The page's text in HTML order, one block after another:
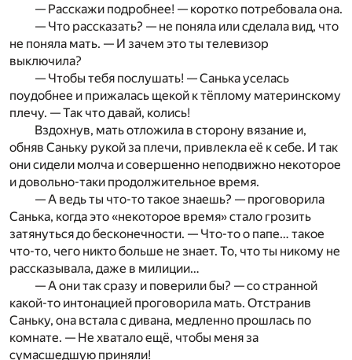
— Расскажи подробнее! — коротко потребовала она.
— Что рассказать? — не поняла или сделала вид, что
не поняла мать. — И зачем это ты телевизор
выключила?
— Чтобы тебя послушать! — Санька уселась
поудобнее и прижалась щекой к тёплому материнскому
плечу. — Так что давай, колись!
Вздохнув, мать отложила в сторону вязание и,
обняв Саньку рукой за плечи, привлекла её к себе. И так
они сидели молча и совершенно неподвижно некоторое
и довольно-таки продолжительное время.
— А ведь ты что-то такое знаешь? — проговорила
Санька, когда это «некоторое время» стало грозить
затянуться до бесконечности. — Что-то о папе… такое
что-то, чего никто больше не знает. То, что ты никому не
рассказывала, даже в милиции…
— А они так сразу и поверили бы? — со странной
какой-то интонацией проговорила мать. Отстранив
Саньку, она встала с дивана, медленно прошлась по
комнате. — Не хватало ещё, чтобы меня за
сумасшедшую приняли!